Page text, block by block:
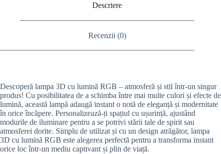
Descriere
Recenzii (0)
Descoperă lampa 3D cu lumină RGB – atmosferă și stil într-un singur
produs! Cu posibilitatea de a schimba între mai multe culori și efecte de
lumină, această lampă adaugă instant o notă de eleganță și modernitate
în orice încăpere. Personalizează-ți spațiul cu ușurință, ajustând
modurile de iluminare pentru a se potrivi stării tale de spirit sau
atmosferei dorite. Simplu de utilizat și cu un design atrăgător, lampa
3D cu lumină RGB este alegerea perfectă pentru a transforma instant
orice loc într-un mediu captivant și plin de viață.